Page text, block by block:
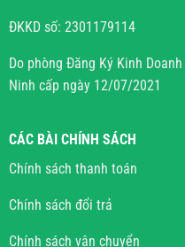
ĐKKD số: 2301179114
Do phòng Đăng Ký Kinh
Ninh cấp ngày 12/07/2021
CÁC BÀI CHÍNH SÁCH
Chính sách thanh toán
Chính sách đổi trả
Chính sách vận chuyển